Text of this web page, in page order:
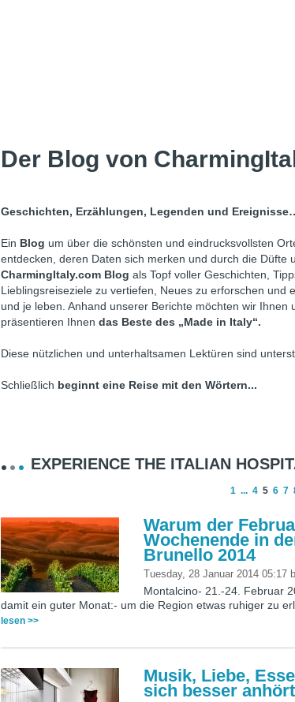
Der Blog von
Geschichten, Erzählungen, Legenden und
Ein Blog um über die schönsten und eindrucksvollsten
entdecken, deren Daten sich merken und durch die Düfte
CharmingItaly.com Blog als Topf voller Geschichten,
Lieblingsreiseziele zu vertiefen, Neues zu erforschen und
und je leben. Anhand unserer Berichte möchten wir
präsentieren Ihnen das Beste des „Made in Italy“.
Diese nützlichen und unterhaltsamen Lektüren sind
Schließlich beginnt eine Reise mit den Wörtern...
EXPERIENCE THE ITALIAN
1 ... 4 5 6 7
Warum der
Wochenende in
Brunello 2014
Tuesday, 28 Januar 2014 05:17
Montalcino- 21.-24. Februar
damit ein guter Monat:- um die Region etwas ruhiger zu
lesen >>
Musik, Liebe,
sich besser anhört